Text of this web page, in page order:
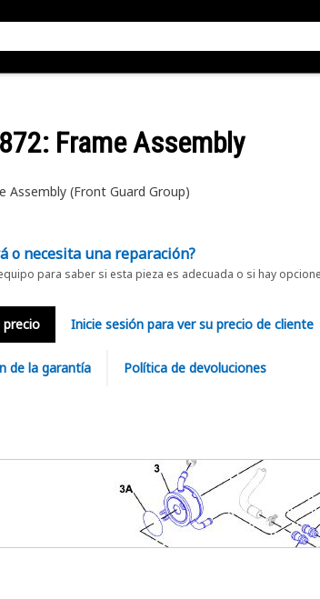
: Frame Assembly
Assembly (Front Guard Group)
o necesita una reparación?
para saber si esta pieza es adecuada o si hay
precio Inicie sesión para ver su precio de cliente
de la garantía Política de devoluciones